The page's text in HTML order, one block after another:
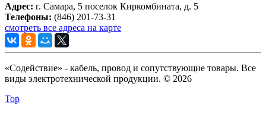
Адрес: г. Самара, 5 поселок Киркомбината, д. 5
Телефоны: (846) 201-73-31
смотреть все адреса на карте
«Содействие» - кабель, провод и сопутствующие товары. Все
виды электротехнической продукции. © 2026
Top